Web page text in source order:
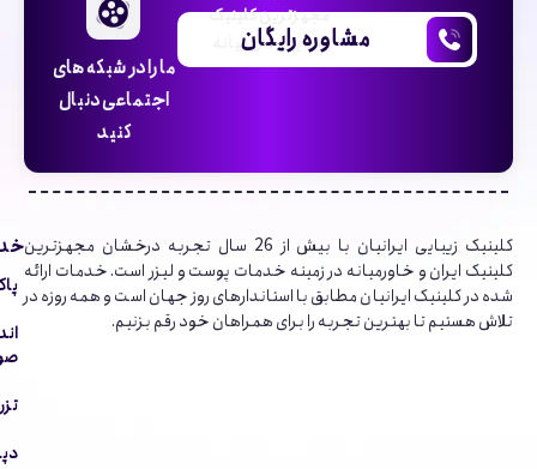
مشاوره رایگان
مجهزترین کلینیک
زیبایی خاورمیانه
ما را در شبکه های
اجتماعی دنبال
کنید
کلینیک‌ زیبایی ایرانیان با بیش از 26 سال تجربه درخشان مجهزترین
کلینیک ایران و خاورمیانه در زمینه خدمات پوست و لیزر است. خدمات ارائه
شده در کلینیک ایرانیان مطابق با استاندارهای روز جهان است و همه روزه در
تلاش هستیم تا بهترین تجربه را برای همراهان خود رقم بزنیم.